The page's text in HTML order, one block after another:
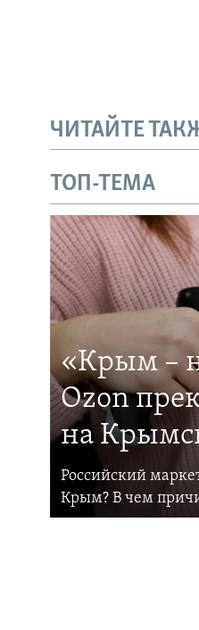
ЧИТАЙТЕ
ТОП-ТЕМА
«Крым –
Ozon
на
Российский
Крым? В чем